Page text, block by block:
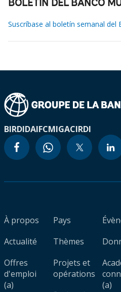
BOLETÍN DEL BANCO
Suscríbase al boletín semanal del
BIRDIDAIFCMIGACIRDI
À propos
Actualité
Offres
d'emploi
(a)
Pays
Thèmes
Projets et
opérations
(a)